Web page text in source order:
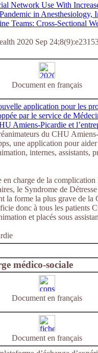
Network Use With
in Anesthesiology,
Teams: Cross-Sectional
2020 Sep
Document en français
application pour les
par le service de
Amiens-Picardie et
du CHU
une application pour aider
internes, assistants,
charge de la complication
le Syndrome de
la forme la plus grave de
donc à tous les patients
et placés sous
médico-sociale
Document en français
Document en français